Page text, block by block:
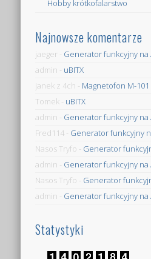
Hobby krótkofalarstwo
Najnowsze komentarze
jaeger - Generator funkcyjny na
admin - uBITX
janek z 4ch - Magnetofon M-101
Tomek - uBITX
admin - Generator funkcyjny na
Fred114 - Generator funkcyjny
Nasos Tryfo - Generator
admin - Generator funkcyjny na
Nasos Tryfo - Generator
admin - Generator funkcyjny na
Statystyki